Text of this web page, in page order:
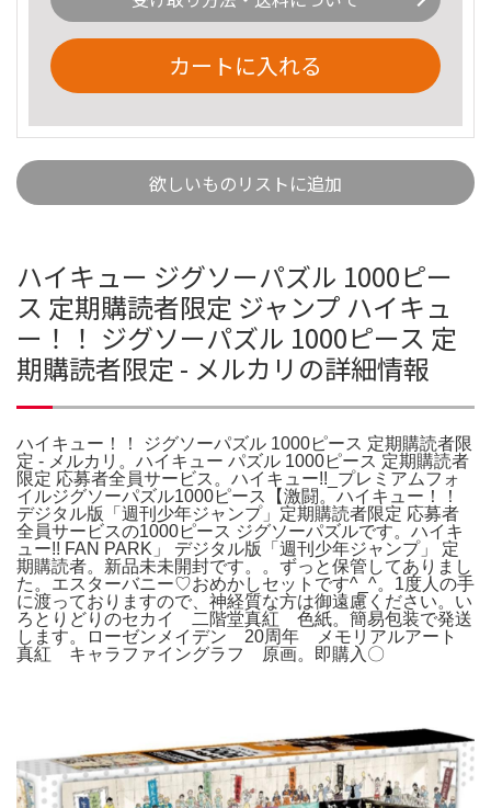
カートに入れる
欲しいものリストに追加
ハイキュー ジグソーパズル 1000ピー
ス 定期購読者限定 ジャンプ ハイキュ
ー！！ ジグソーパズル 1000ピース 定
期購読者限定 - メルカリの詳細情報
ハイキュー！！ ジグソーパズル 1000ピース 定期購読者限
定 - メルカリ。ハイキュー パズル 1000ピース 定期購読者
限定 応募者全員サービス。ハイキュー!!_プレミアムフォ
イルジグソーパズル1000ピース【激闘。ハイキュー！！
デジタル版「週刊少年ジャンプ」定期購読者限定 応募者
全員サービスの1000ピース ジグソーパズルです。ハイキ
ュー!! FAN PARK」 デジタル版「週刊少年ジャンプ」 定
期購読者。新品未未開封です。。ずっと保管してありまし
た。エスターバニー♡おめかしセットです^_^。1度人の手
に渡っておりますので、神経質な方は御遠慮ください。い
ろとりどりのセカイ 二階堂真紅 色紙。簡易包装で発送
します。ローゼンメイデン 20周年 メモリアルアート
真紅 キャラファイングラフ 原画。即購入〇